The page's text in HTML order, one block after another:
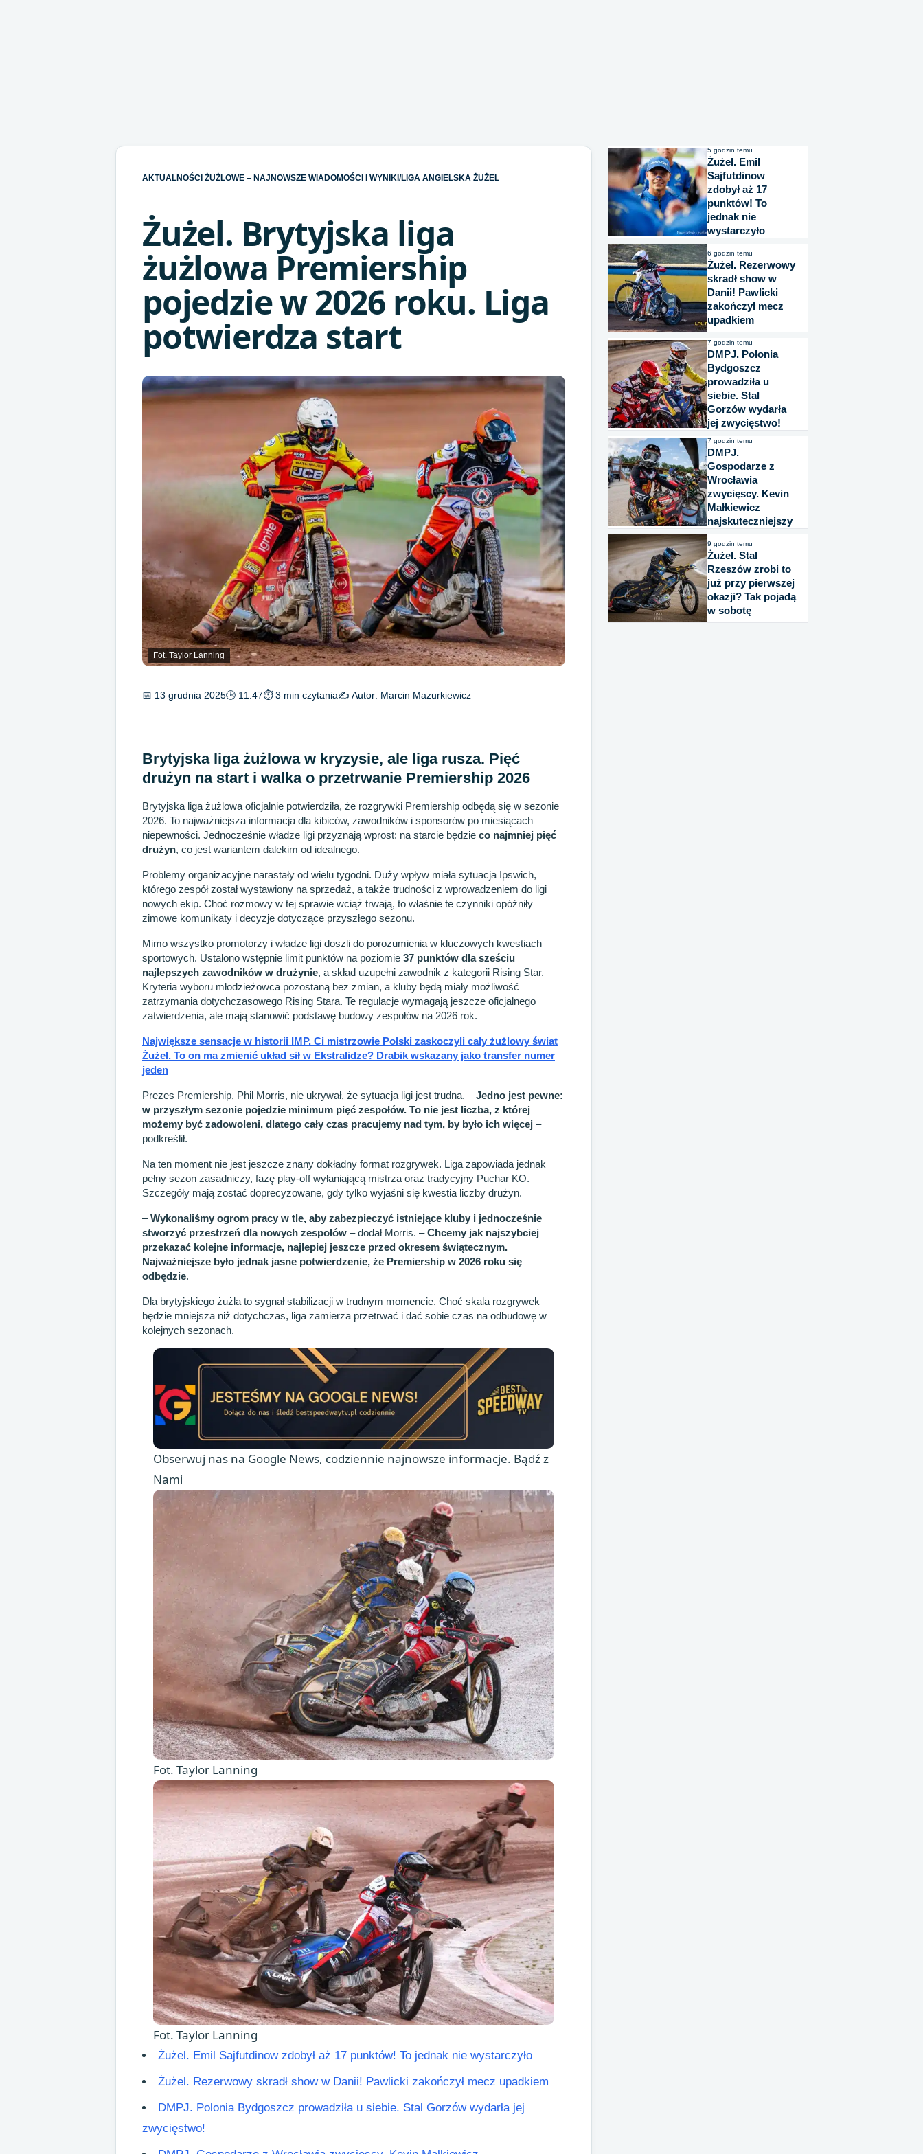
AKTUALNOŚCI ŻUŻLOWE – NAJNOWSZE WIADOMOŚCI I WYNIKI /LIGA ANGIELSKA ŻUŻEL
Żużel. Brytyjska liga
żużlowa Premiership
pojedzie w 2026 roku. Liga
potwierdza start
Fot. Taylor Lanning
📅 13 grudnia 2025🕒 11:47⏱ 3 min czytania✍️ Autor: Marcin Mazurkiewicz
Brytyjska liga żużlowa w kryzysie, ale liga rusza. Pięć
drużyn na start i walka o przetrwanie Premiership 2026
Brytyjska liga żużlowa oficjalnie potwierdziła, że rozgrywki Premiership odbędą się w sezonie
2026. To najważniejsza informacja dla kibiców, zawodników i sponsorów po miesiącach
niepewności. Jednocześnie władze ligi przyznają wprost: na starcie będzie co najmniej pięć
drużyn, co jest wariantem dalekim od idealnego.
Problemy organizacyjne narastały od wielu tygodni. Duży wpływ miała sytuacja Ipswich,
którego zespół został wystawiony na sprzedaż, a także trudności z wprowadzeniem do ligi
nowych ekip. Choć rozmowy w tej sprawie wciąż trwają, to właśnie te czynniki opóźniły
zimowe komunikaty i decyzje dotyczące przyszłego sezonu.
Mimo wszystko promotorzy i władze ligi doszli do porozumienia w kluczowych kwestiach
sportowych. Ustalono wstępnie limit punktów na poziomie 37 punktów dla sześciu
najlepszych zawodników w drużynie, a skład uzupełni zawodnik z kategorii Rising Star.
Kryteria wyboru młodzieżowca pozostaną bez zmian, a kluby będą miały możliwość
zatrzymania dotychczasowego Rising Stara. Te regulacje wymagają jeszcze oficjalnego
zatwierdzenia, ale mają stanowić podstawę budowy zespołów na 2026 rok.
Największe sensacje w historii IMP. Ci mistrzowie Polski zaskoczyli cały żużlowy świat
Żużel. To on ma zmienić układ sił w Ekstralidze? Drabik wskazany jako transfer numer
jeden
Prezes Premiership, Phil Morris, nie ukrywał, że sytuacja ligi jest trudna. –Jedno jest pewne:
w przyszłym sezonie pojedzie minimum pięć zespołów. To nie jest liczba, z której
możemy być zadowoleni, dlatego cały czas pracujemy nad tym, by było ich więcej –
podkreślił.
Na ten moment nie jest jeszcze znany dokładny format rozgrywek. Liga zapowiada jednak
pełny sezon zasadniczy, fazę play-off wyłaniającą mistrza oraz tradycyjny Puchar KO.
Szczegóły mają zostać doprecyzowane, gdy tylko wyjaśni się kwestia liczby drużyn.
–Wykonaliśmy ogrom pracy w tle, aby zabezpieczyć istniejące kluby i jednocześnie
stworzyć przestrzeń dla nowych zespołów – dodał Morris. –Chcemy jak najszybciej
przekazać kolejne informacje, najlepiej jeszcze przed okresem świątecznym.
Najważniejsze było jednak jasne potwierdzenie, że Premiership w 2026 roku się
odbędzie.
Dla brytyjskiego żużla to sygnał stabilizacji w trudnym momencie. Choć skala rozgrywek
będzie mniejsza niż dotychczas, liga zamierza przetrwać i dać sobie czas na odbudowę w
kolejnych sezonach.
Obserwuj nas na Google News, codziennie najnowsze informacje. Bądź z
Nami
Fot. Taylor Lanning
Fot. Taylor Lanning
Żużel. Emil Sajfutdinow zdobył aż 17 punktów! To jednak nie wystarczyło
Żużel. Rezerwowy skradł show w Danii! Pawlicki zakończył mecz upadkiem
DMPJ. Polonia Bydgoszcz prowadziła u siebie. Stal Gorzów wydarła jej
zwycięstwo!
5 godzin temu
Żużel. Emil
Sajfutdinow
zdobył aż 17
punktów! To
jednak nie
wystarczyło
6 godzin temu
Żużel. Rezerwowy
skradł show w
Danii! Pawlicki
zakończył mecz
upadkiem
7 godzin temu
DMPJ. Polonia
Bydgoszcz
prowadziła u
siebie. Stal
Gorzów wydarła
jej zwycięstwo!
7 godzin temu
DMPJ.
Gospodarze z
Wrocławia
zwycięscy. Kevin
Małkiewicz
najskuteczniejszy
9 godzin temu
Żużel. Stal
Rzeszów zrobi to
już przy pierwszej
okazji? Tak pojadą
w sobotę